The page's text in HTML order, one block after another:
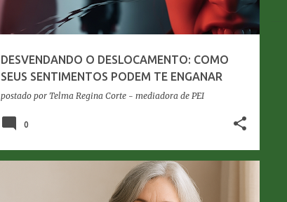
DESVENDANDO O DESLOCAMENTO: COMO
SEUS SENTIMENTOS PODEM TE ENGANAR
postado por Telma Regina Corte - mediadora de PEI
0
AUTOESTIMA NA MATURIDADE